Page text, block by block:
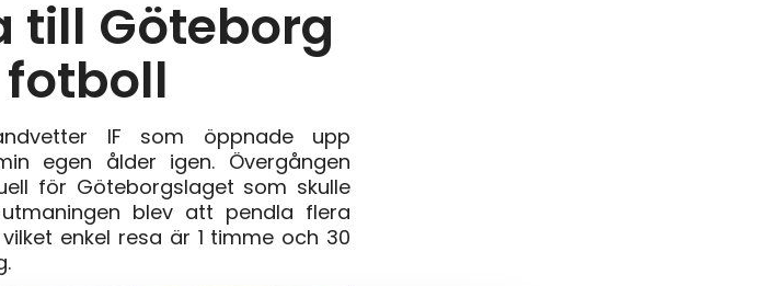
till Göteborg
IF som öppnade upp
egen ålder igen. Övergången
för Göteborgslaget som skulle
blev att pendla flera
enkel resa är 1 timme och 30